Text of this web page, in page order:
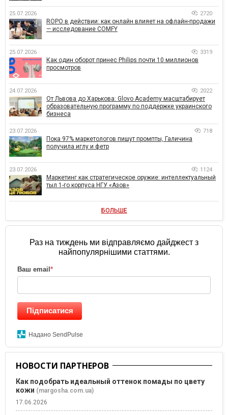
25.07.2026 2720
ROPO в действии: как онлайн влияет на офлайн-продажи
— исследование COMFY
25.07.2026 3319
Как один оборот принес Philips почти 10 миллионов
просмотров
24.07.2026 2022
От Львова до Харькова: Glovo Academy масштабирует
образовательную программу по поддержке украинского
бизнеса
23.07.2026 718
Пока 97% маркетологов пишут промпты, Галичина
получила иглу и фетр
23.07.2026 1124
Маркетинг как стратегическое оружие: интеллектуальный
тыл 1-го корпуса НГУ «Азов»
БОЛЬШЕ
Раз на тиждень ми відправляємо дайджест з
найпопулярнішими статтями.
Ваш email*
Підписатися
Надано SendPulse
НОВОСТИ ПАРТНЕРОВ
Как подобрать идеальный оттенок помады по цвету
кожи (margosha.com.ua)
17.06.2026